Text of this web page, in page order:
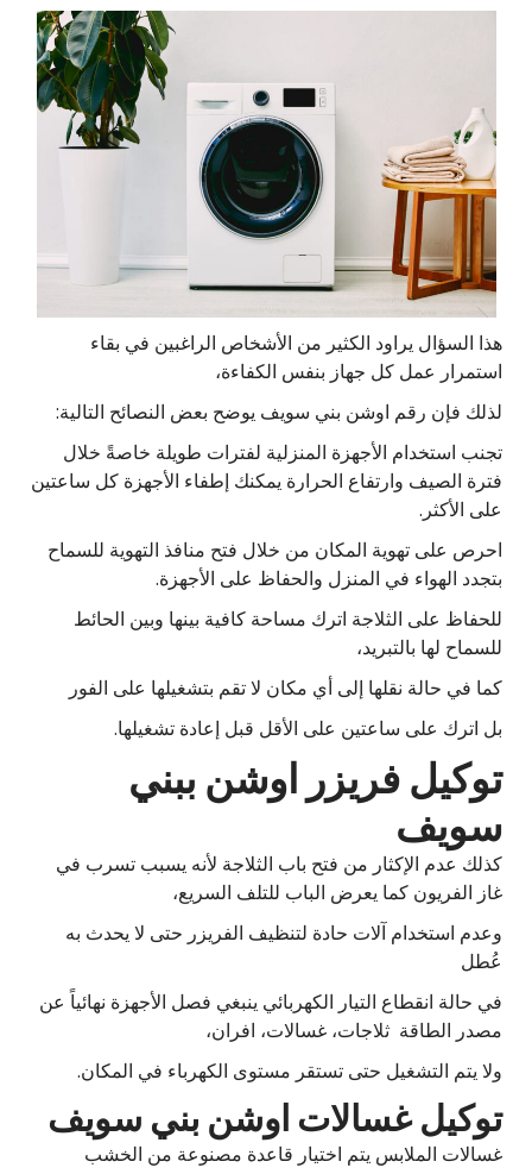
هذا السؤال يراود الكثير من الأشخاص الراغبين في بقاء
استمرار عمل كل جهاز بنفس الكفاءة،
لذلك فإن رقم اوشن بني سويف يوضح بعض النصائح التالية:
تجنب استخدام الأجهزة المنزلية لفترات طويلة خاصةً خلال
فترة الصيف وارتفاع الحرارة يمكنك إطفاء الأجهزة كل ساعتين
على الأكثر.
احرص على تهوية المكان من خلال فتح منافذ التهوية للسماح
بتجدد الهواء في المنزل والحفاظ على الأجهزة.
للحفاظ على الثلاجة اترك مساحة كافية بينها وبين الحائط
للسماح لها بالتبريد،
كما في حالة نقلها إلى أي مكان لا تقم بتشغيلها على الفور
بل اترك على ساعتين على الأقل قبل إعادة تشغيلها.
توكيل فريزر اوشن ببني
سويف
كذلك عدم الإكثار من فتح باب الثلاجة لأنه يسبب تسرب في
غاز الفريون كما يعرض الباب للتلف السريع،
وعدم استخدام آلات حادة لتنظيف الفريزر حتى لا يحدث به
عُطل
في حالة انقطاع التيار الكهربائي ينبغي فصل الأجهزة نهائياً عن
مصدر الطاقة ثلاجات، غسالات، افران،
ولا يتم التشغيل حتى تستقر مستوى الكهرباء في المكان.
توكيل غسالات اوشن بني سويف
غسالات الملابس يتم اختيار قاعدة مصنوعة من الخشب